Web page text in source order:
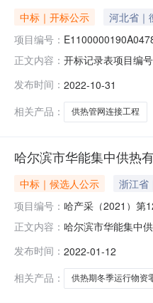
中标｜开标公示
河北省｜
项目编号：
正文内容： 开标记录表项目编
司马勇
发布时间： 2022-10-31
相关产品：
供热管网连接工程
哈尔滨市华能集中供热
中标｜候选人公示 浙江省
项目编号： 哈产采（2021）第
正文内容： 哈尔滨市华能集中
目-2021-2022供热
发布时间： 2022-01-12
相关产品：
供热期冬季运行物资